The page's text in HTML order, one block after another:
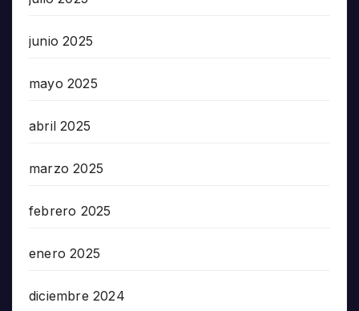
junio 2025
mayo 2025
abril 2025
marzo 2025
febrero 2025
enero 2025
diciembre 2024